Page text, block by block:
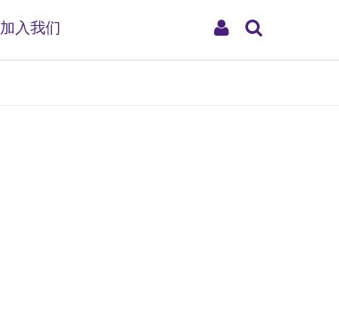
My
加入我们